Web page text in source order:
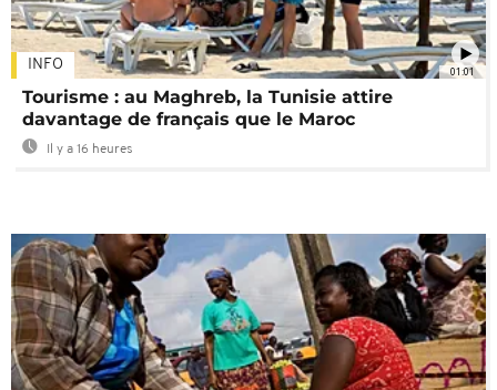
01:01
INFO
Tourisme : au Maghreb, la Tunisie attire
davantage de français que le Maroc
Il y a 16 heures